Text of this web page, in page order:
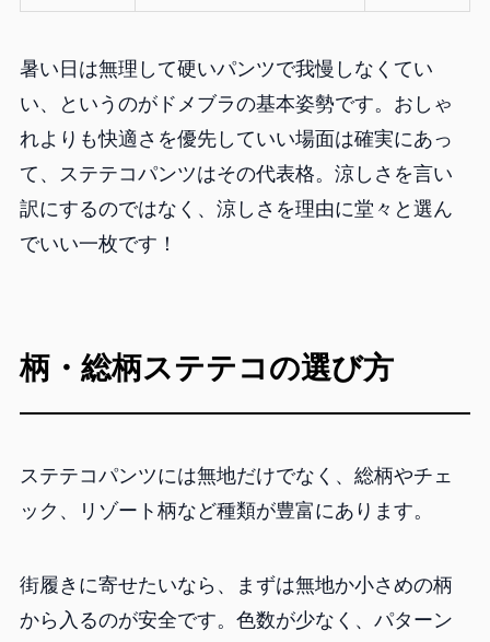
暑い日は無理して硬いパンツで我慢しなくてい
い、というのがドメブラの基本姿勢です。おしゃ
れよりも快適さを優先していい場面は確実にあっ
て、ステテコパンツはその代表格。涼しさを言い
訳にするのではなく、涼しさを理由に堂々と選ん
でいい一枚です！
柄・総柄ステテコの選び方
ステテコパンツには無地だけでなく、総柄やチェ
ック、リゾート柄など種類が豊富にあります。
街履きに寄せたいなら、まずは無地か小さめの柄
から入るのが安全です。色数が少なく、パターン